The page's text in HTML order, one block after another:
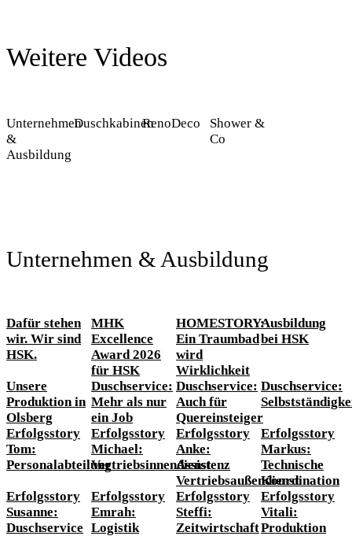
Weitere Videos
Unternehmen
&
Ausbildung
DuschkabinenRenoDeco
Shower &
Co
Unternehmen & Ausbildung
Dafür stehen
wir. Wir sind
HSK.
MHK
Excellence
Award 2026
für HSK
HOMESTORY:
Ein Traumbad
wird
Wirklichkeit
Ausbildung
bei HSK
Unsere
Produktion in
Olsberg
Duschservice:
Mehr als nur
ein Job
Duschservice:
Auch für
Quereinsteiger
Duschservice:
Erfolgsstory
Tom:
Personalabteilung
Erfolgsstory
Michael:
Vertriebsinnendienst
Erfolgsstory
Anke:
Assistenz
Vertriebsaußendienst
Erfolgsstory
Markus:
Technische
Koordination
Erfolgsstory
Susanne:
Duschservice
Erfolgsstory
Emrah:
Logistik
Erfolgsstory
Steffi:
Zeitwirtschaft
Erfolgsstory
Vitali:
Produktion